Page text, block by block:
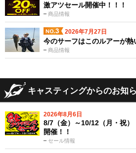
商品情報
激アツセール開催中！！！
2026年7月27日
商品情報
今のサーフはこのルアーが熱
キャスティングからのお知
2026年8月6日
セール情報
8/7（金）～10/12（月・祝）
開催！！